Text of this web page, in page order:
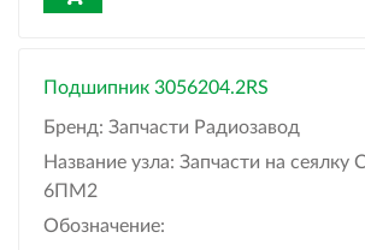
Подшипник 3056204.2RS
Бренд: Запчасти Радиозавод
Название узла: Запчасти на
6ПМ2
Обозначение: